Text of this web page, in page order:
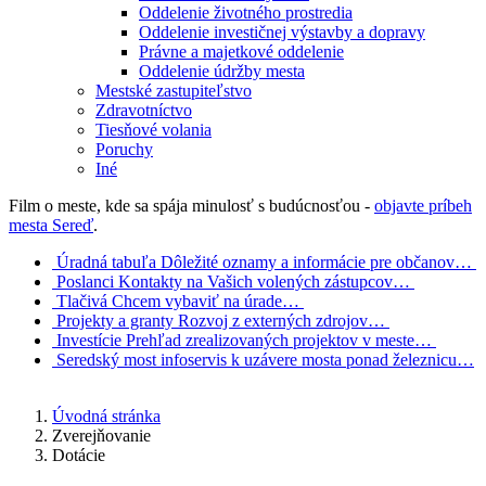
Oddelenie životného prostredia
Oddelenie investičnej výstavby a dopravy
Právne a majetkové oddelenie
Oddelenie údržby mesta
Mestské zastupiteľstvo
Zdravotníctvo
Tiesňové volania
Poruchy
Iné
Film o meste, kde sa spája minulosť s budúcnosťou - objavte príbeh
mesta Sereď.
Úradná tabuľa Dôležité oznamy a informácie pre občanov…
Poslanci Kontakty na Vašich volených zástupcov…
Tlačivá Chcem vybaviť na úrade…
Projekty a granty Rozvoj z externých zdrojov…
Investície Prehľad zrealizovaných projektov v meste…
Seredský most infoservis k uzávere mosta ponad železnicu…
Úvodná stránka
Zverejňovanie
Dotácie